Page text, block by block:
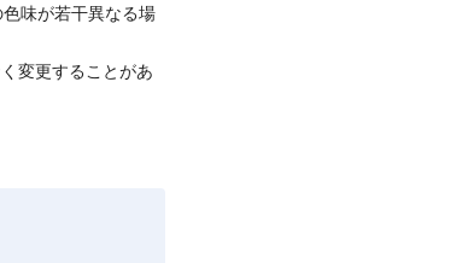
味が若干異なる場
変更することがあ